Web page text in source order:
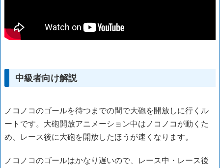
中級者向け解説
ノコノコのゴールを待つまでの間で大砲を開放しに行くル
ートです。大砲開放アニメーション中はノコノコが動くた
め、レース後に大砲を開放したほうが速くなります。
ノコノコのゴールはかなり遅いので、レース中・レース後